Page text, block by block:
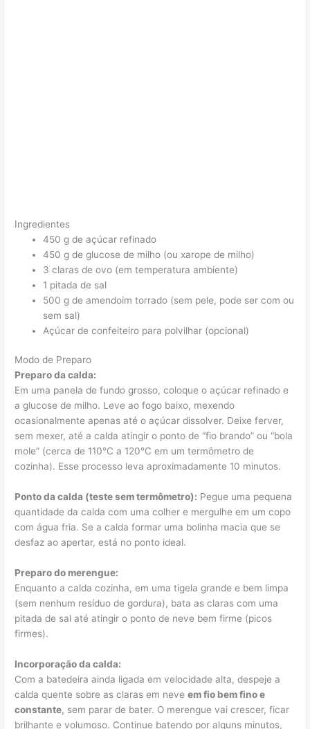
Ingredientes
450 g de açúcar refinado
450 g de glucose de milho (ou xarope de milho)
3 claras de ovo (em temperatura ambiente)
1 pitada de sal
500 g de amendoim torrado (sem pele, pode ser com ou
sem sal)
Açúcar de confeiteiro para polvilhar (opcional)
Modo de Preparo
Preparo da calda:
Em uma panela de fundo grosso, coloque o açúcar refinado e
a glucose de milho. Leve ao fogo baixo, mexendo
ocasionalmente apenas até o açúcar dissolver. Deixe ferver,
sem mexer, até a calda atingir o ponto de “fio brando” ou “bola
mole” (cerca de 110°C a 120°C em um termômetro de
cozinha). Esse processo leva aproximadamente 10 minutos.
Ponto da calda (teste sem termômetro): Pegue uma pequena
quantidade da calda com uma colher e mergulhe em um copo
com água fria. Se a calda formar uma bolinha macia que se
desfaz ao apertar, está no ponto ideal.
Preparo do merengue:
Enquanto a calda cozinha, em uma tigela grande e bem limpa
(sem nenhum resíduo de gordura), bata as claras com uma
pitada de sal até atingir o ponto de neve bem firme (picos
firmes).
Incorporação da calda:
Com a batedeira ainda ligada em velocidade alta, despeje a
calda quente sobre as claras em neveem fio bem fino e
constante, sem parar de bater. O merengue vai crescer, ficar
brilhante e volumoso. Continue batendo por alguns minutos,